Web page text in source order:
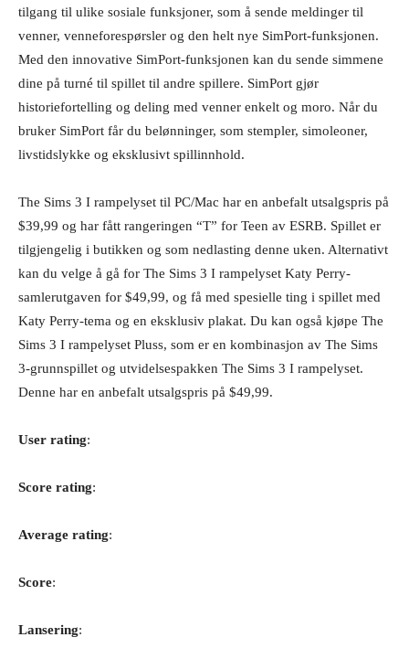
tilgang til ulike sosiale funksjoner, som å sende meldinger til
venner, venneforespørsler og den helt nye SimPort-funksjonen.
Med den innovative SimPort-funksjonen kan du sende simmene
dine på turné til spillet til andre spillere. SimPort gjør
historiefortelling og deling med venner enkelt og moro. Når du
bruker SimPort får du belønninger, som stempler, simoleoner,
livstidslykke og eksklusivt spillinnhold.
The Sims 3 I rampelyset til PC/Mac har en anbefalt utsalgspris på
$39,99 og har fått rangeringen “T” for Teen av ESRB. Spillet er
tilgjengelig i butikken og som nedlasting denne uken. Alternativt
kan du velge å gå for The Sims 3 I rampelyset Katy Perry-
samlerutgaven for $49,99, og få med spesielle ting i spillet med
Katy Perry-tema og en eksklusiv plakat. Du kan også kjøpe The
Sims 3 I rampelyset Pluss, som er en kombinasjon av The Sims
3-grunnspillet og utvidelsespakken The Sims 3 I rampelyset.
Denne har en anbefalt utsalgspris på $49,99.
User rating:
Score rating:
Average rating:
Score:
Lansering: